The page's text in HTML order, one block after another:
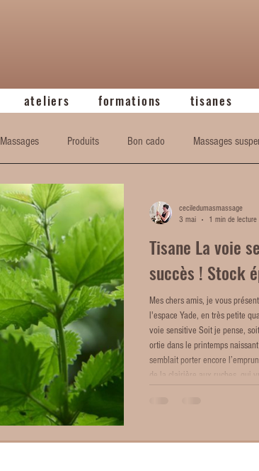
ateliers formations tisanes
Massages Produits Bon cado Massages
Tisane La voie
succès ! Stock
Mes chers amis, je vous
l'espace Yade, en très petite
voie sensitive Soit je pense, soit je ressens. Ortie du plateau
ortie dans le printemps
semblait porter encore
de la clairière aux ruches, qui
ceciledumasmassage
3 mai
1 min de lecture